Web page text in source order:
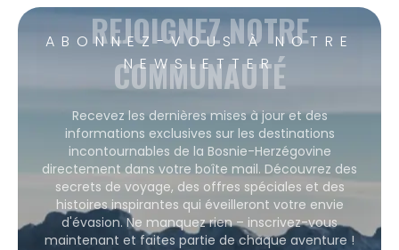
ABONNEZ-VOUS À NOTRE
NEWSLETTER
REJOIGNEZ NOTRE
COMMUNAUTÉ
Recevez les dernières mises à jour et des
informations exclusives sur les destinations
incontournables de la Bosnie-Herzégovine
directement dans votre boîte mail. Découvrez des
secrets de voyage, des offres spéciales et des
histoires inspirantes qui éveilleront votre envie
d'évasion. Ne manquez rien – inscrivez-vous
maintenant et faites partie de chaque aventure !